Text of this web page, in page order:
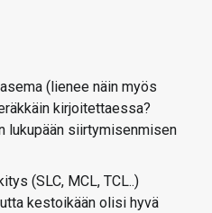
(lienee näin myös
kirjoitettaessa?
lukupään siirtymisenmisen
(SLC, MCL, TCL..)
kestoikään olisi hyvä